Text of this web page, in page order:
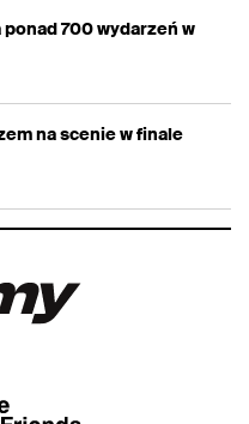
700 wydarzeń w
na scenie w finale